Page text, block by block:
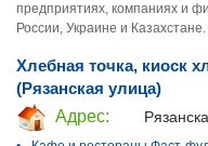
предприятиях, компаниях и
России, Украине и Казахстане.
Хлебная точка, киоск
(Рязанская улица)
Адрес: